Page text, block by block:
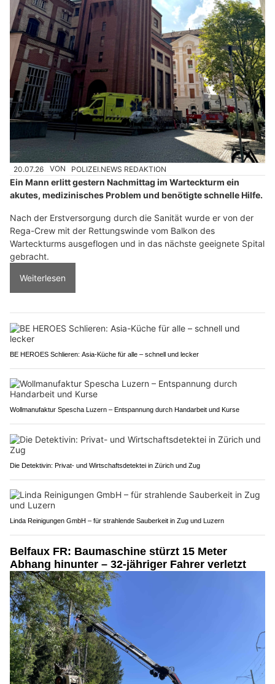
20.07.26 VON POLIZEI.NEWS REDAKTION
Ein Mann erlitt gestern Nachmittag im Warteckturm ein
akutes, medizinisches Problem und benötigte schnelle Hilfe.
Nach der Erstversorgung durch die Sanität wurde er von der
Rega-Crew mit der Rettungswinde vom Balkon des
Warteckturms ausgeflogen und in das nächste geeignete Spital
gebracht.
Weiterlesen
BE HEROES Schlieren: Asia-Küche für alle – schnell und lecker
Wollmanufaktur Spescha Luzern – Entspannung durch Handarbeit und Kurse
Die Detektivin: Privat- und Wirtschaftsdetektei in Zürich und Zug
Linda Reinigungen GmbH – für strahlende Sauberkeit in Zug und Luzern
Belfaux FR: Baumaschine stürzt 15 Meter
Abhang hinunter – 32-jähriger Fahrer verletzt